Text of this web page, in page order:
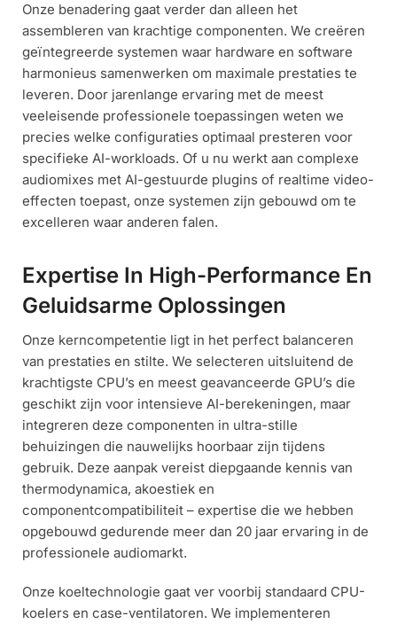
Onze benadering gaat verder dan alleen het
assembleren van krachtige componenten. We creëren
geïntegreerde systemen waar hardware en software
harmonieus samenwerken om maximale prestaties te
leveren. Door jarenlange ervaring met de meest
veeleisende professionele toepassingen weten we
precies welke configuraties optimaal presteren voor
specifieke AI-workloads. Of u nu werkt aan complexe
audiomixes met AI-gestuurde plugins of realtime video-
effecten toepast, onze systemen zijn gebouwd om te
excelleren waar anderen falen.
Expertise In High-Performance En
Geluidsarme Oplossingen
Onze kerncompetentie ligt in het perfect balanceren
van prestaties en stilte. We selecteren uitsluitend de
krachtigste CPU’s en meest geavanceerde GPU’s die
geschikt zijn voor intensieve AI-berekeningen, maar
integreren deze componenten in ultra-stille
behuizingen die nauwelijks hoorbaar zijn tijdens
gebruik. Deze aanpak vereist diepgaande kennis van
thermodynamica, akoestiek en
componentcompatibiliteit – expertise die we hebben
opgebouwd gedurende meer dan 20 jaar ervaring in de
professionele audiomarkt.
Onze koeltechnologie gaat ver voorbij standaard CPU-
koelers en case-ventilatoren. We implementeren